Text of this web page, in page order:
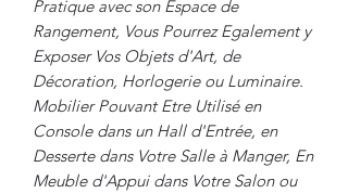
Pratique avec son Espace de
Rangement, Vous Pourrez Egalement y
Exposer Vos Objets d'Art, de
Décoration, Horlogerie ou Luminaire.
Mobilier Pouvant Etre Utilisé en
Console dans un Hall d'Entrée, en
Desserte dans Votre Salle à Manger, En
Meuble d'Appui dans Votre Salon ou